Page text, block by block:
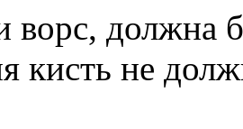
ворс, должна
кисть не